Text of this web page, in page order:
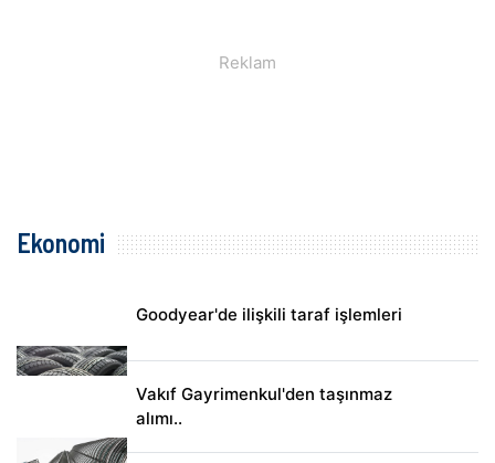
Ekonomi
Goodyear'de ilişkili taraf işlemleri
Vakıf Gayrimenkul'den taşınmaz
alımı..